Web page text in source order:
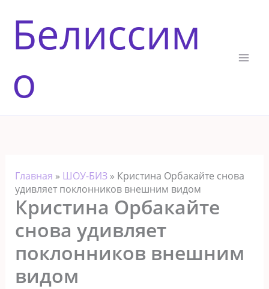
содержимому
Белиссим
о
Главная » ШОУ-БИЗ» Кристина Орбакайте снова
удивляет поклонников внешним видом
Кристина Орбакайте
снова удивляет
поклонников внешним
видом